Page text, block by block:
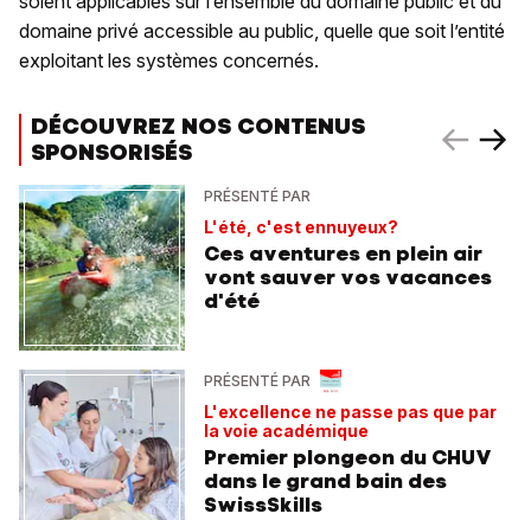
domaine privé accessible au public, quelle que soit l’entité
exploitant les systèmes concernés.
DÉCOUVREZ NOS CONTENUS
SPONSORISÉS
PRÉSENTÉ PAR
L'été, c'est ennuyeux?
Ces aventures en plein air
vont sauver vos vacances
d'été
PRÉSENTÉ PAR
L'excellence ne passe pas que par
la voie académique
Premier plongeon du CHUV
dans le grand bain des
SwissSkills